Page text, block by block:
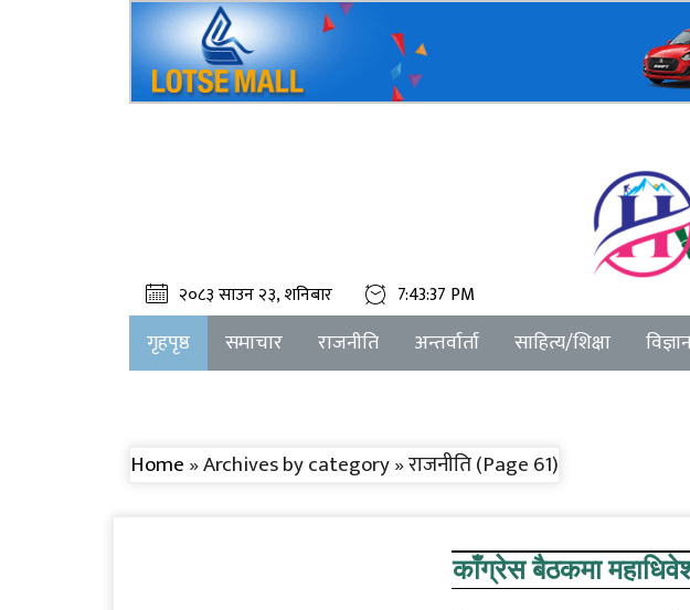
२०८३ साउन २३, शनिबार 7:43:37 PM
गृहपृष्ठ समाचार राजनीति अन्तर्वार्ता साहित्य/शिक्षा
Home» Archives by category » राजनीति (Page 61)
काँग्रेस बैठकमा